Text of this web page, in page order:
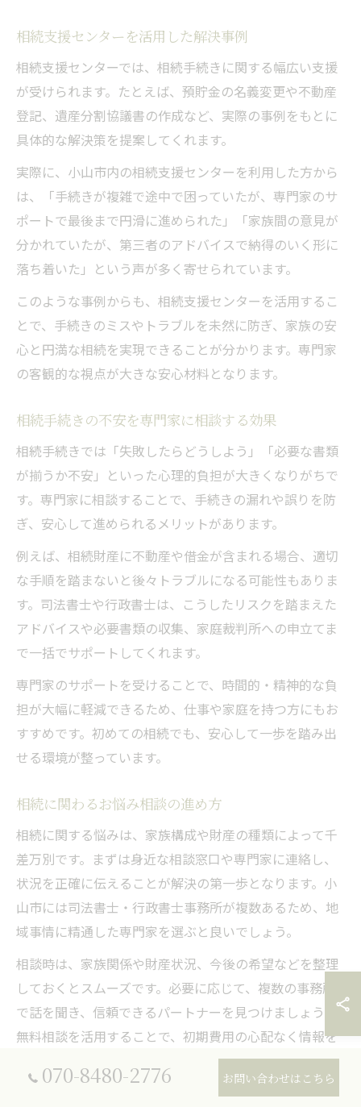
相続支援センターを活用した解決事例
相続支援センターでは、相続手続きに関する幅広い支援
が受けられます。たとえば、預貯金の名義変更や不動産
登記、遺産分割協議書の作成など、実際の事例をもとに
具体的な解決策を提案してくれます。
実際に、小山市内の相続支援センターを利用した方から
は、「手続きが複雑で途中で困っていたが、専門家のサ
ポートで最後まで円滑に進められた」「家族間の意見が
分かれていたが、第三者のアドバイスで納得のいく形に
落ち着いた」という声が多く寄せられています。
このような事例からも、相続支援センターを活用するこ
とで、手続きのミスやトラブルを未然に防ぎ、家族の安
心と円満な相続を実現できることが分かります。専門家
の客観的な視点が大きな安心材料となります。
相続手続きの不安を専門家に相談する効果
相続手続きでは「失敗したらどうしよう」「必要な書類
が揃うか不安」といった心理的負担が大きくなりがちで
す。専門家に相談することで、手続きの漏れや誤りを防
ぎ、安心して進められるメリットがあります。
例えば、相続財産に不動産や借金が含まれる場合、適切
な手順を踏まないと後々トラブルになる可能性もありま
す。司法書士や行政書士は、こうしたリスクを踏まえた
アドバイスや必要書類の収集、家庭裁判所への申立てま
で一括でサポートしてくれます。
専門家のサポートを受けることで、時間的・精神的な負
担が大幅に軽減できるため、仕事や家庭を持つ方にもお
すすめです。初めての相続でも、安心して一歩を踏み出
せる環境が整っています。
相続に関わるお悩み相談の進め方
相続に関する悩みは、家族構成や財産の種類によって千
差万別です。まずは身近な相談窓口や専門家に連絡し、
状況を正確に伝えることが解決の第一歩となります。小
山市には司法書士・行政書士事務所が複数あるため、地
域事情に精通した専門家を選ぶと良いでしょう。
相談時は、家族関係や財産状況、今後の希望などを整理
しておくとスムーズです。必要に応じて、複数の事務所
で話を聞き、信頼できるパートナーを見つけましょう。
無料相談を活用することで、初期費用の心配なく情報を
相談を重ねる中で、手続きの流れやリスク、サポート内
070-8480-2776 お問い合わせはこちら